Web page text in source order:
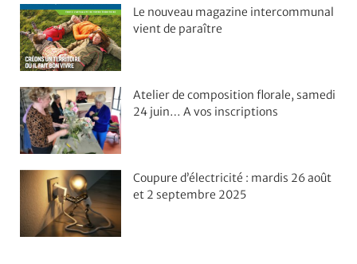
Le nouveau magazine intercommunal
vient de paraître
Atelier de composition florale, samedi
24 juin… A vos inscriptions
Coupure d’électricité : mardis 26 août
et 2 septembre 2025